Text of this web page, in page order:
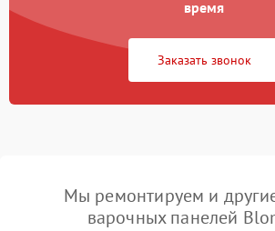
время
Заказать звонок
Мы ремонтируем и
варочных панелей